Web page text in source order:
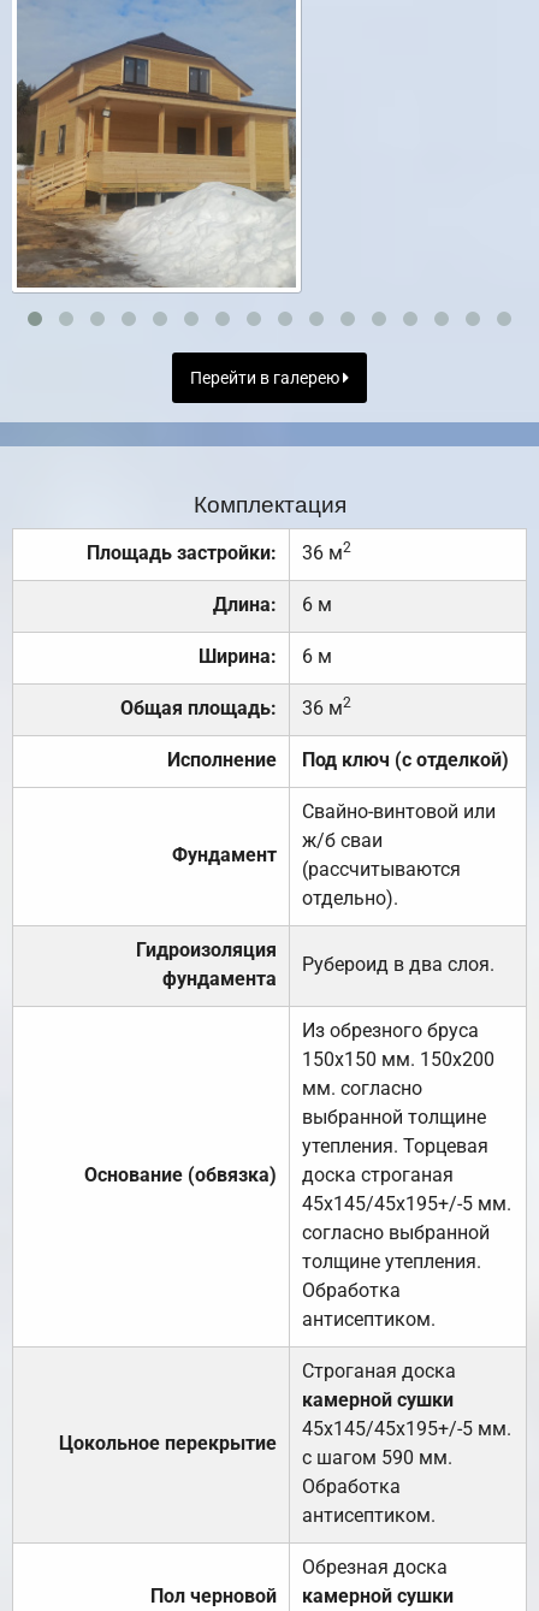
Перейти в галерею
Комплектация
Площадь застройки: 36 м2
Длина: 6 м
Ширина: 6 м
Общая площадь: 36 м2
Исполнение Под ключ (с отделкой)
Фундамент
Свайно-винтовой или
ж/б сваи
(рассчитываются
отдельно).
Гидроизоляция
фундамента
Рубероид в два слоя.
Основание (обвязка)
Из обрезного бруса
150х150 мм. 150х200
мм. согласно
выбранной толщине
утепления. Торцевая
доска строганая
45х145/45х195+/-5 мм.
согласно выбранной
толщине утепления.
Обработка
антисептиком.
Цокольное перекрытие
Строганая доска
камерной сушки
45х145/45х195+/-5 мм.
с шагом 590 мм.
Обработка
антисептиком.
Пол черновой
Обрезная доска
камерной сушки